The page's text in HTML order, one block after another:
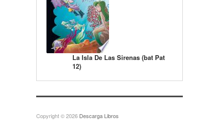
La Isla De Las Sirenas (bat Pat
12)
Copyright © 2026 Descarga Libros